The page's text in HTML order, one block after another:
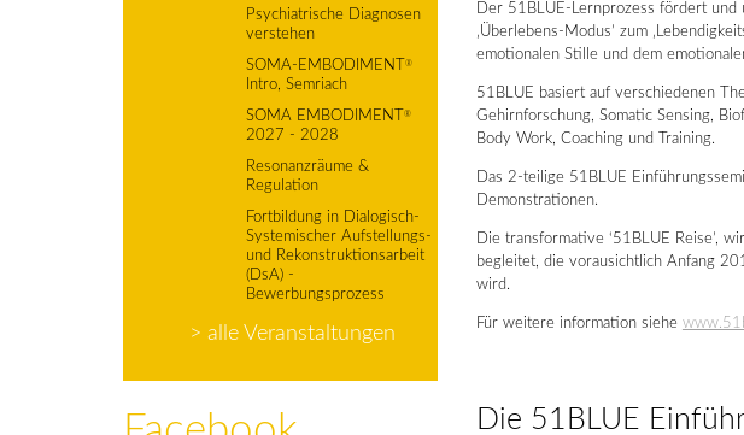
Psychiatrische Diagnosen
verstehen
SOMA-EMBODIMENT
®
Intro, Semriach
SOMA EMBODIMENT
®
2027 - 2028
Resonanzräume &
Regulation
Fortbildung in Dialogisch-
Systemischer Aufstellungs-
und Rekonstruktionsarbeit
(DsA) -
Bewerbungsprozess
> alle Veranstaltungen
Der 51BLUE-Lernprozess fördert
‚Überlebens-Modus’ zum
emotionalen Stille und dem emotionalen
51BLUE basiert auf verschiedenen
Gehirnforschung, Somatic Sensing,
Body Work, Coaching und Training.
Das 2-teilige 51BLUE
Demonstrationen.
Die transformative ‘51BLUE Reise’,
begleitet, die vorausichtlich Anfang
wird.
Für weitere information siehe
Die 51BLUE